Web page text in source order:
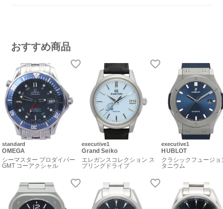
おすすめ商品
standard
OMEGA
シーマスター プロダイバー
GMT コーアクシャル
executive1
Grand Seiko
エレガンスコレクション ス
プリングドライブ
executive1
HUBLOT
クラシックフュージョ
タニウム